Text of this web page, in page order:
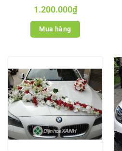
1.200.000₫
Mua hàng